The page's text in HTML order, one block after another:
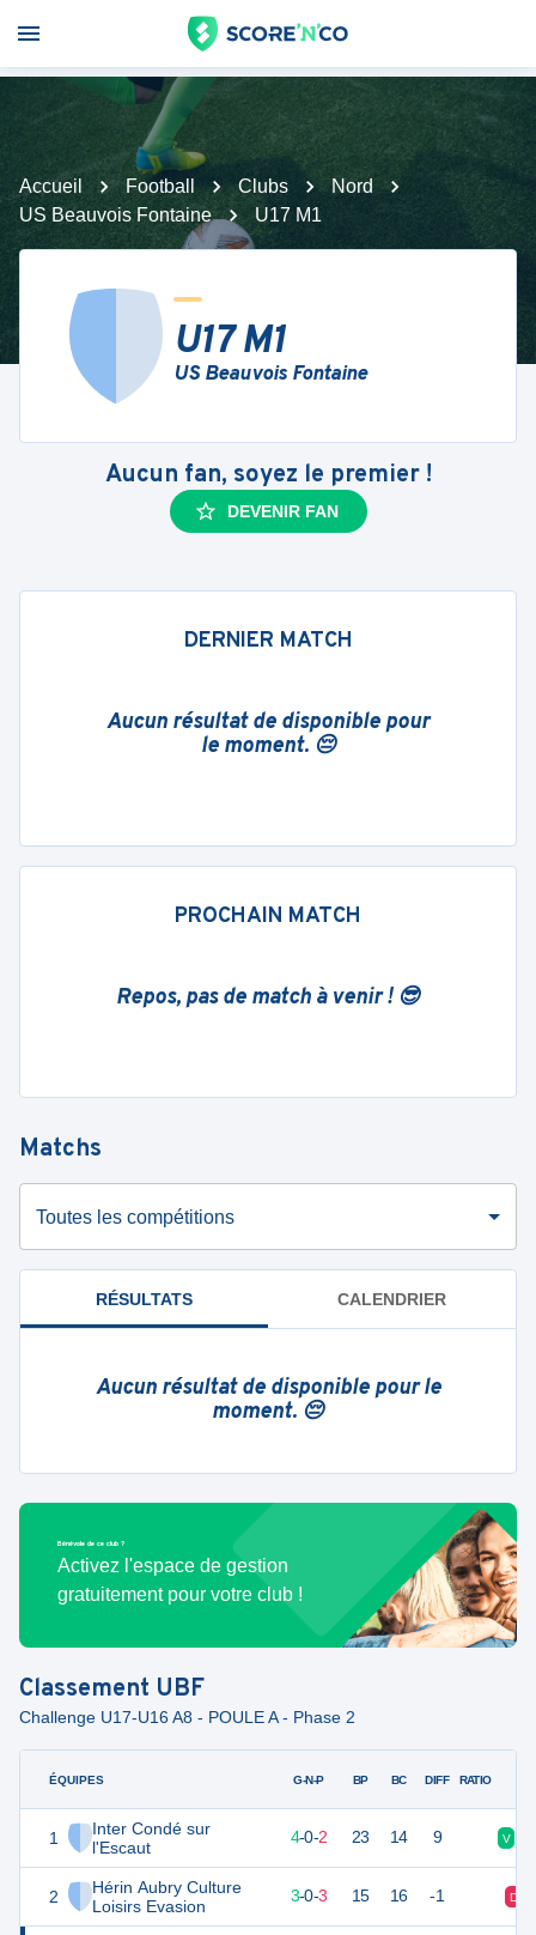
Accueil Football Clubs
Nord
US Beauvois Fontaine
U17 M1
U17 M1
US Beauvois Fontaine
Aucun fan, soyez le premier !
DEVENIR FAN
DERNIER MATCH
Aucun résultat de disponible pour
le moment. 😔
PROCHAIN MATCH
Repos, pas de match à venir ! 😎
Matchs
Toutes les compétitions
RÉSULTATS CALENDRIER
Aucun résultat de disponible pour le
moment. 😔
Bénévole de ce club ?
Activez l'espace de gestion
gratuitement pour votre club !
Classement UBF
Challenge U17-U16 A8 - POULE A - Phase 2
ÉQUIPES
1
Inter Condé sur
l'Escaut
2
Hérin Aubry Culture
Loisirs Evasion
G-N-P BP BC DIFF RATIO
4-0-2 23 14 9 V
9 3-0-3 15 16 -1 D